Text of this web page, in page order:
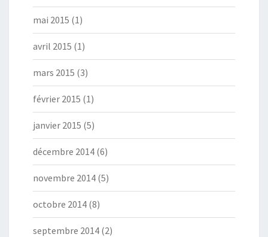
mai 2015 (1)
avril 2015 (1)
mars 2015 (3)
février 2015 (1)
janvier 2015 (5)
décembre 2014 (6)
novembre 2014 (5)
octobre 2014 (8)
septembre 2014 (2)